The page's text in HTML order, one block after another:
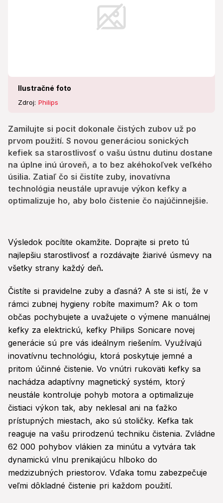
Ilustračné foto
Zdroj: Philips
Zamilujte si pocit dokonale čistých zubov už po
prvom použití. S novou generáciou sonických
kefiek sa starostlivosť o vašu ústnu dutinu dostane
na úplne inú úroveň, a to bez akéhokoľvek veľkého
úsilia. Zatiaľ čo si čistíte zuby, inovatívna
technológia neustále upravuje výkon kefky a
optimalizuje ho, aby bolo čistenie čo najúčinnejšie.
bolo čistenie čo najúčinnejšie.
Výsledok pocítite okamžite. Doprajte si preto tú
najlepšiu starostlivosť a rozdávajte žiarivé úsmevy na
všetky strany každý deň.
Čistíte si pravidelne zuby a ďasná? A ste si istí, že v
rámci zubnej hygieny robíte maximum? Ak o tom
občas pochybujete a uvažujete o výmene manuálnej
kefky za elektrickú, kefky Philips Sonicare novej
generácie sú pre vás ideálnym riešením. Využívajú
inovatívnu technológiu, ktorá poskytuje jemné a
pritom účinné čistenie. Vo vnútri rukoväti kefky sa
nachádza adaptívny magnetický systém, ktorý
neustále kontroluje pohyb motora a optimalizuje
čistiaci výkon tak, aby neklesal ani na ťažko
prístupných miestach, ako sú stoličky. Kefka tak
reaguje na vašu prirodzenú techniku čistenia. Zvládne
62 000 pohybov vlákien za minútu a vytvára tak
dynamickú vlnu prenikajúcu hlboko do
medzizubných priestorov. Vďaka tomu zabezpečuje
veľmi dôkladné čistenie pri každom použití.